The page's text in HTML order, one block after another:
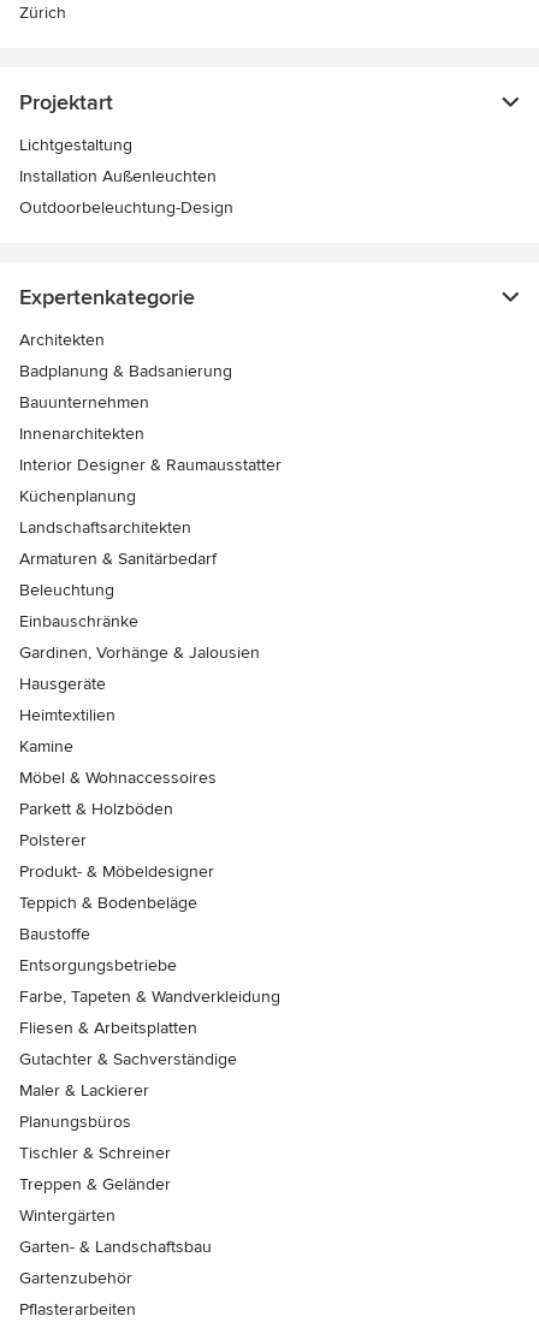
Zürich
Projektart
Lichtgestaltung
Installation Außenleuchten
Outdoorbeleuchtung-Design
Expertenkategorie
Architekten
Badplanung & Badsanierung
Bauunternehmen
Innenarchitekten
Interior Designer & Raumausstatter
Küchenplanung
Landschaftsarchitekten
Armaturen & Sanitärbedarf
Beleuchtung
Einbauschränke
Gardinen, Vorhänge & Jalousien
Hausgeräte
Heimtextilien
Kamine
Möbel & Wohnaccessoires
Parkett & Holzböden
Polsterer
Produkt- & Möbeldesigner
Teppich & Bodenbeläge
Baustoffe
Entsorgungsbetriebe
Farbe, Tapeten & Wandverkleidung
Fliesen & Arbeitsplatten
Gutachter & Sachverständige
Maler & Lackierer
Planungsbüros
Tischler & Schreiner
Treppen & Geländer
Wintergärten
Garten- & Landschaftsbau
Gartenzubehör
Pflasterarbeiten